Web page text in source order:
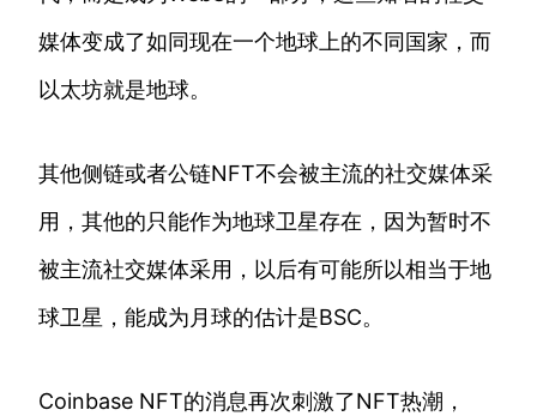
媒体变成了如同现在一个地球上的不同国家，而
以太坊就是地球。
其他侧链或者公链NFT不会被主流的社交媒体采
用，其他的只能作为地球卫星存在，因为暂时不
被主流社交媒体采用，以后有可能所以相当于地
球卫星，能成为月球的估计是BSC。
Coinbase NFT的消息再次刺激了NFT热潮，